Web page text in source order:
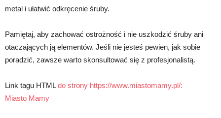
metal i ułatwić odkręcenie śruby.
Pamiętaj, aby zachować ostrożność i nie uszkodzić śruby ani
otaczających ją elementów. Jeśli nie jesteś pewien, jak sobie
poradzić, zawsze warto skonsultować się z profesjonalistą.
Link tagu HTMLdo strony https://www.miastomamy.pl/:
Miasto Mamy